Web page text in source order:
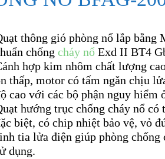
thông gió phòng nổ lắp bằng
chốngcháy nổ Exd II BT4
hợp kim nhôm chất lượng
thấp, motor có tấm ngăn chịu
cao với các bộ phận nguy hiểm
hướng trục chống cháy nổ có
biệt, có chip nhiệt bảo vệ, vỏ
tia lửa điện giúp phòng chống
dụng.